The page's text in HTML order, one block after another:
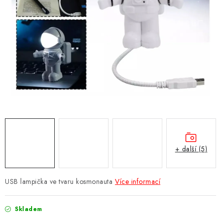
Obchodní podmínky
Podmínky ochrany osobních údajů
Moje objednávka
USB lampička ve tvaru kosmonauta Více informací
Skladem
+ další (5)